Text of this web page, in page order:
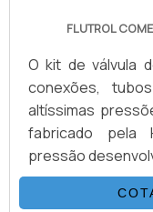
FLUTROL
O kit de válvula
conexões,
altíssimas
fabricado pela
pressão
aço
principais itens